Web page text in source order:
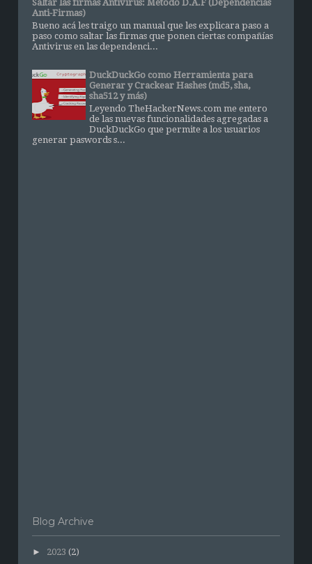
Saltar las firmas Antivirus: Método D.A.F (Dependencias
Anti-Firmas)
Bueno acá les traigo un manual que les explicara paso a
paso como saltar las firmas que ponen ciertas compañías
Antivirus en las dependenci...
DuckDuckGo como Herramienta para
Generar y Crackear Hashes (md5, sha,
sha512 y más)
Leyendo TheHackerNews.com me entero
de las nuevas funcionalidades agregadas a
DuckDuckGo que permite a los usuarios
generar paswords s...
Blog Archive
► 2023 (2)